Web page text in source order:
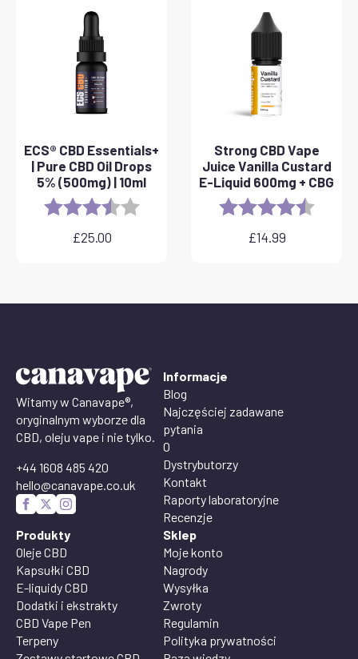
do
£40.00
ECS® CBD Essentials+
| Pure CBD Oil Drops
5% (500mg) | 10ml
Rating: 3.8 out of 5 stars
£25.00
Strong CBD Vape
Juice Vanilla Custard
E-Liquid 600mg + CBG
Rating: 4.6 out
£14.99
Witamy w Canavape®,
oryginalnym wyborze dla
CBD, oleju vape i nie tylko.
+44 1608 485 420
hello@canavape.co.uk
Informacje
Blog
Najczęściej zadawane
pytania
O
Dystrybutorzy
Kontakt
Raporty laboratoryjne
Recenzje
Produkty
Oleje CBD
Kapsułki CBD
E-liquidy CBD
Dodatki i ekstrakty
CBD Vape Pen
Terpeny
Sklep
Moje konto
Nagrody
Wysyłka
Zwroty
Regulamin
Polityka prywatności